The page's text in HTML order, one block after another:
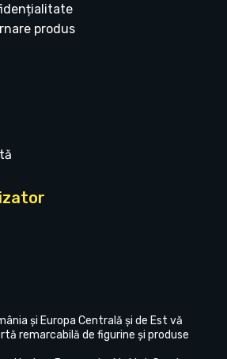
produs
și Europa Centrală și de Est vă
remarcabilă de figurine și produse